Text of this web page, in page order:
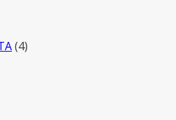
4товара